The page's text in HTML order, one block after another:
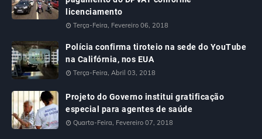
licenciamento
Terça-Feira, Fevereiro 06, 2018
Polícia confirma tiroteio na sede do YouTube
na Califórnia, nos EUA
Terça-Feira, Abril 03, 2018
Projeto do Governo institui gratificação
especial para agentes de saúde
Quarta-Feira, Fevereiro 07, 2018